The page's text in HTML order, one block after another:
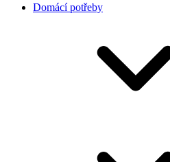
Domácí potřeby